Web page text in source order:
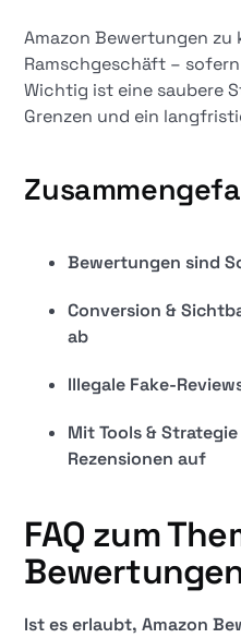
Amazon Bewertungen zu
Ramschgeschäft –
Wichtig ist eine saubere
Grenzen und ein
Bewertungen sind
Conversion &
ab
Illegale Fake-
Mit Tools &
Rezensionen auf
FAQ zum
Ist es erlaubt, Amazon